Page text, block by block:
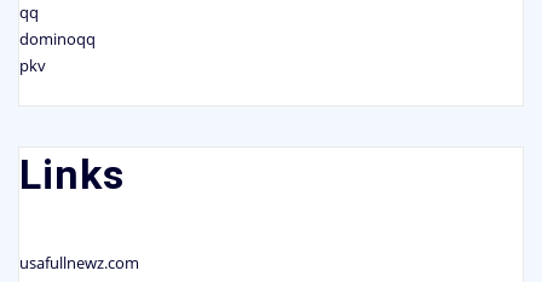
qq
dominoqq
pkv
Links
usafullnewz.com